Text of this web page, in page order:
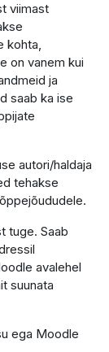
viimast
kohta,
on vanem kui
ja
saab ka ise
autori/haldaja
tehakse
tuge. Saab
avalehel
suunata
ega Moodle